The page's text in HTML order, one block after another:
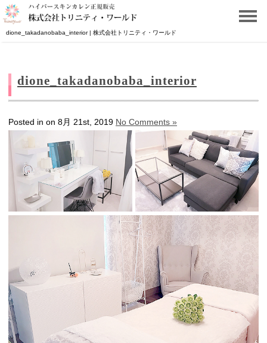
dione_takadanobaba_interior | 株式会社トリニティ・ワールド
dione_takadanobaba_interior
Posted in on 8月 21st, 2019 No Comments »